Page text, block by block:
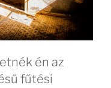
én az
fűtési